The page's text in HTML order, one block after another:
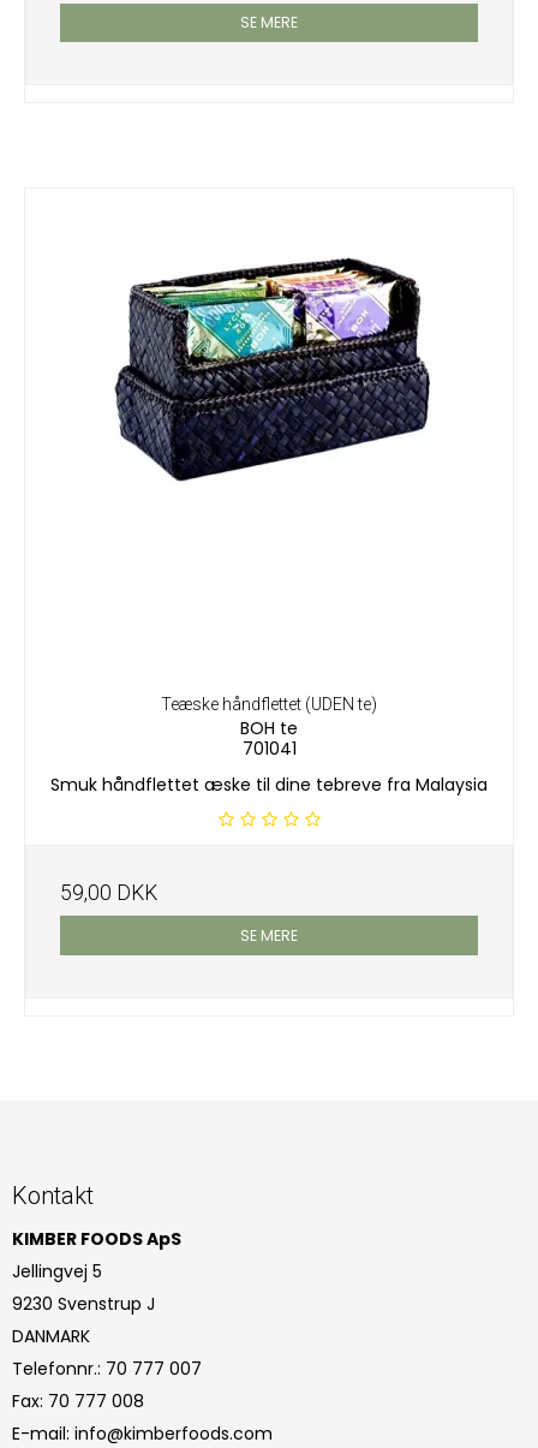
SE MERE
Teæske håndflettet (UDEN te)
BOH te
701041
Smuk håndflettet æske til dine tebreve fra Malaysia
59,00 DKK
SE MERE
Kontakt
KIMBER FOODS ApS
Jellingvej 5
9230 Svenstrup J
DANMARK
Telefonnr.: 70 777 007
Fax: 70 777 008
E-mail: info@kimberfoods.com